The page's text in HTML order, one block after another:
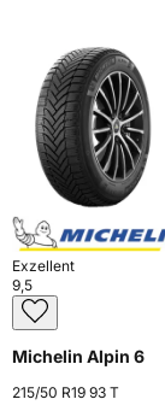
Exzellent
9,5
Michelin Alpin 6
215/50 R19 93 T